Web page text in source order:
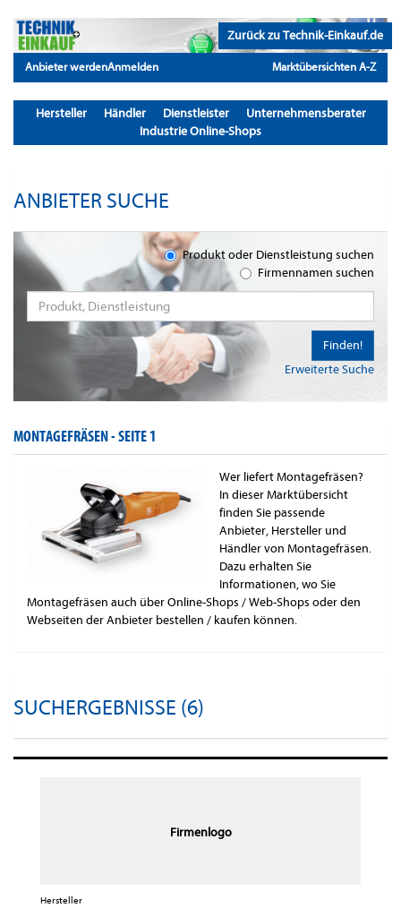
Zurück zu Technik-Einkauf.de
Anbieter werdenAnmelden Marktübersichten A-Z
Hersteller Händler Dienstleister
Unternehmensberater
Industrie Online-Shops
ANBIETER SUCHE
Produkt oder Dienstleistung suchen
Firmennamen suchen
Erweiterte Suche
Finden!
MONTAGEFRÄSEN -SEITE 1
Wer liefert Montagefräsen?
In dieser Marktübersicht
finden Sie passende
Anbieter, Hersteller und
Händler von Montagefräsen.
Dazu erhalten Sie
Informationen, wo Sie
Montagefräsen auch über Online-Shops / Web-Shops oder den
Webseiten der Anbieter bestellen / kaufen können.
SUCHERGEBNISSE (6)
Firmenlogo
Hersteller